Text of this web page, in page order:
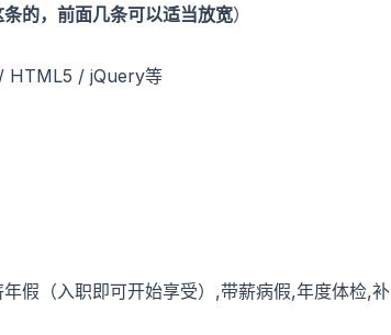
的，前面几条可以适当放宽）
HTML5 / jQuery等
假（入职即可开始享受）,带薪病假,年度体检,补